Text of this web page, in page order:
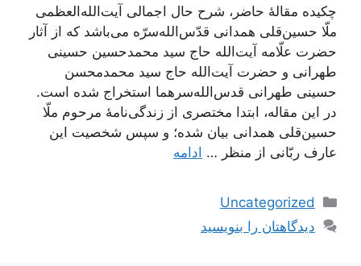
چکیده مقالۀ حاضر، شرح حال اجمالی آیت‌الله‌العظمی
ملّا حسین‌قلی همدانی قدّس‌الله‌سرّه می‌باشد که از آثار
حضرت علّامه آیت‌الله حاج سید محمدحسین حسینی
طهرانی و حضرت آیت‌الله حاج سید محمدمحسن
حسینی طهرانی قدس‌الله‌سرهما استخراج شده است.
در این مقاله، ابتدا مختصری از زندگی‌نامۀ مرحوم ملّا
حسین‌قلی همدانی بیان شده؛ و سپس شخصیت این
عارف ربّانی از منظر … ادامه
دسته‌ها
Uncategorized
دیدگاهتان را بنویسید